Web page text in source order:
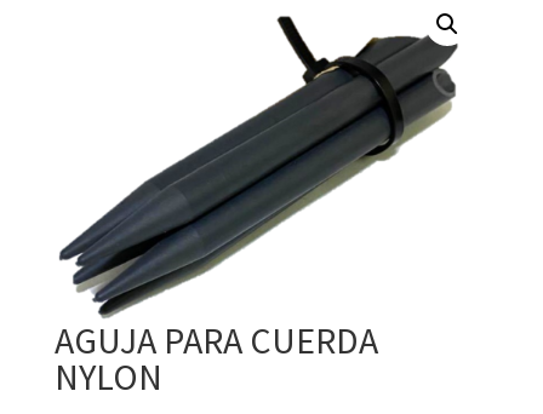
AGUJA PARA CUERDA
NYLON